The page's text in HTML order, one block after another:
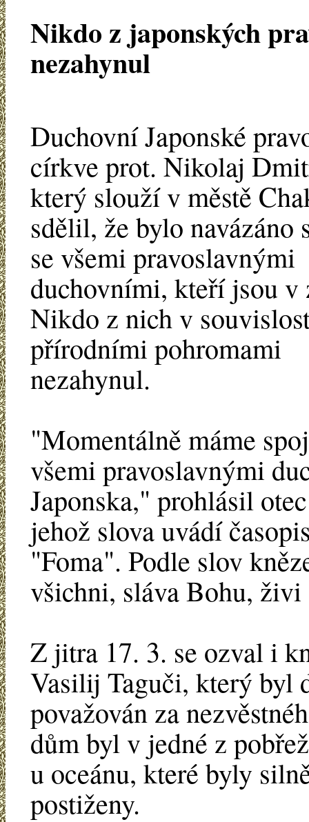
Nikdo z japonských
nezahynul
Duchovní Japonské
církve prot. Nikolaj
který slouží v městě
sdělil, že bylo navázáno
se všemi pravoslavnými
duchovními, kteří jsou v
Nikdo z nich v
přírodními pohromami
nezahynul.
"Momentálně máme
všemi pravoslavnými
Japonska," prohlásil
jehož slova uvádí
"Foma". Podle slov
všichni, sláva Bohu,
Z jitra 17. 3. se ozval i
Vasilij Taguči, který byl
považován za
dům byl v jedné z
u oceánu, které byly
postiženy.